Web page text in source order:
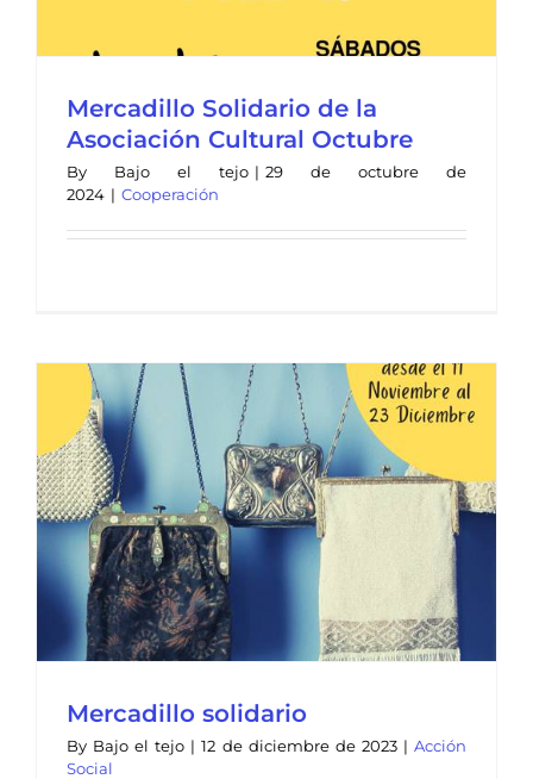
Mercadillo Solidario de la
Asociación Cultural Octubre
By Bajo el tejo | 29 de octubre de
2024 | Cooperación
Mercadillo solidario
By Bajo el tejo | 12 de diciembre de 2023 | Acción
Social